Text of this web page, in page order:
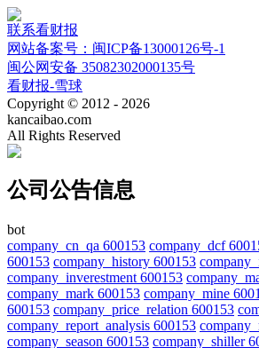
联系看财报
网站备案号：闽ICP备13000126号-1
闽公网安备 35082302000135号
看财报-雪球
Copyright © 2012 - 2026
kancaibao.com
All Rights Reserved
公司公告信息
bot
company_cn_qa 600153 company_dcf
600153 company_history 600153
company_inverestment 600153
company_mark 600153 company_mine
600153 company_price_relation 600153
company_report_analysis 600153
company_season 600153 company_shiller